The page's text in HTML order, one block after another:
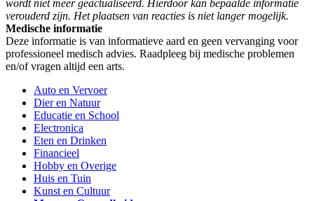
wordt niet meer geactualiseerd. Hierdoor kan bepaalde informatie
verouderd zijn. Het plaatsen van reacties is niet langer mogelijk.
Medische informatie
Deze informatie is van informatieve aard en geen vervanging voor
professioneel medisch advies. Raadpleeg bij medische problemen
en/of vragen altijd een arts.
Auto en Vervoer
Dier en Natuur
Educatie en School
Electronica
Eten en Drinken
Financieel
Hobby en Overige
Huis en Tuin
Kunst en Cultuur